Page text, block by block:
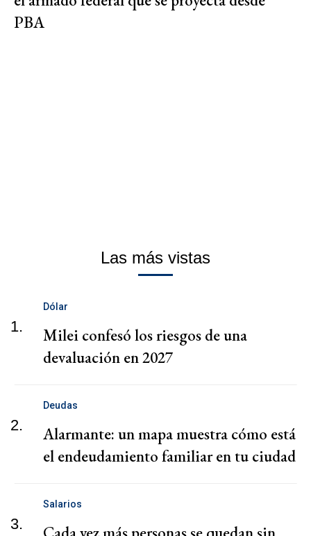
PBA
Las más vistas
1.
Dólar
Milei confesó los riesgos de una
devaluación en 2027
2.
Deudas
Alarmante: un mapa muestra cómo está
el endeudamiento familiar en tu ciudad
3.
Salarios